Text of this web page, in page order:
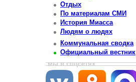
Отдых
По материалам СМИ
История Миасса
Людям о людях
Коммунальная сводка
Официальный вестник
мы в соцсетях